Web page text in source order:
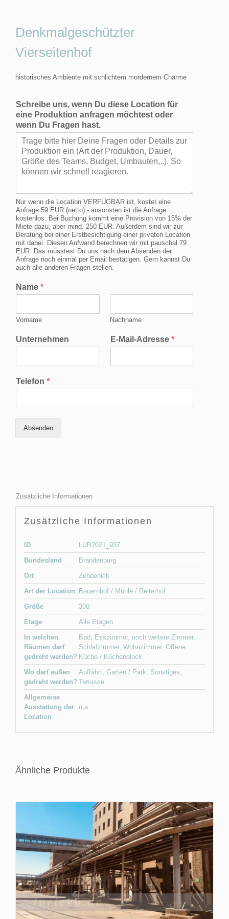
Denkmalgeschützter
Vierseitenhof
historisches Ambiente mit schlichtem mordernem Charme
Schreibe uns, wenn Du diese Location für
eine Produktion anfragen möchtest oder
wenn Du Fragen hast.
Nur wenn die Location VERFÜGBAR ist, kostet eine
Anfrage 59 EUR (netto) - ansonsten ist die Anfrage
kostenlos. Bei Buchung kommt eine Provision von 15% der
Miete dazu, aber mind. 250 EUR. Außerdem sind wir zur
Beratung bei einer Erstbesichtigung einer privaten Location
mit dabei. Diesen Aufwand berechnen wir mit pauschal 79
EUR. Das müsstest Du uns nach dem Absenden der
Anfrage noch einmal per Email bestätigen. Gern kannst Du
auch alle anderen Fragen stellen.
Name *
Vorname Nachname
Unternehmen E-Mail-Adresse *
Telefon *
Absenden
Zusätzliche Informationen
Zusätzliche Informationen
ID
LUR2021_937
Bundesland
Brandenburg
Ort
Zehdenick
Art der Location
Bauernhof / Mühle / Reiterhof
Größe
300
Etage
Alle Etagen
In welchen
Räumen darf
gedreht werden?
Bad, Esszimmer, noch weitere Zimmer,
Schlafzimmer, Wohnzimmer, Offene
Küche / Küchenblock
Wo darf außen
gedreht werden?
Auffahrt, Garten / Park, Sonstiges,
Terrasse
Allgemeine
Ausstattung der
Location
n.a.
Ähnliche Produkte